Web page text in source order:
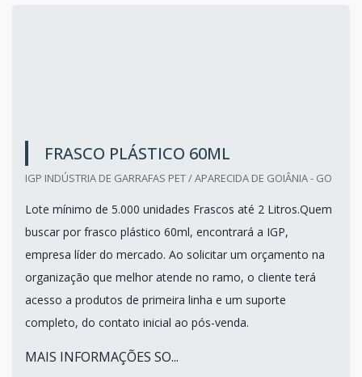
FRASCO PLÁSTICO 60ML
IGP INDÚSTRIA DE GARRAFAS PET / APARECIDA DE GOIÂNIA - GO
Lote mínimo de 5.000 unidades Frascos até 2 Litros.Quem
buscar por frasco plástico 60ml, encontrará a IGP,
empresa líder do mercado. Ao solicitar um orçamento na
organização que melhor atende no ramo, o cliente terá
acesso a produtos de primeira linha e um suporte
completo, do contato inicial ao pós-venda.
MAIS INFORMAÇÕES SO...